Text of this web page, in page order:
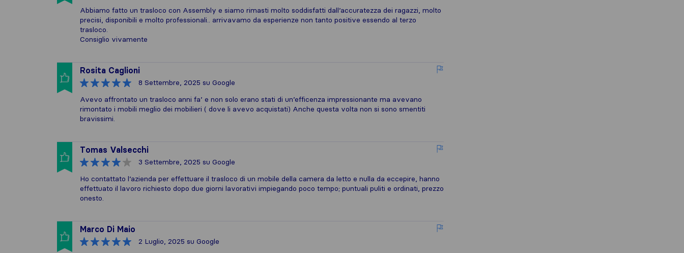
Abbiamo fatto un trasloco con Assembly e siamo rimasti molto soddisfatti dall’accuratezza dei ragazzi, molto
precisi, disponibili e molto professionali.. arrivavamo da esperienze non tanto positive essendo al terzo
trasloco.
Consiglio vivamente
Rosita Caglioni
8 Settembre, 2025 su Google
Avevo affrontato un trasloco anni fa’ e non solo erano stati di un’efficenza impressionante ma avevano
rimontato i mobili meglio dei mobilieri ( dove li avevo acquistati) Anche questa volta non si sono smentiti
bravissimi.
Tomas Valsecchi
3 Settembre, 2025 su Google
Ho contattato l’azienda per effettuare il trasloco di un mobile della camera da letto e nulla da eccepire, hanno
effettuato il lavoro richiesto dopo due giorni lavorativi impiegando poco tempo; puntuali puliti e ordinati, prezzo
onesto.
Marco Di Maio
2 Luglio, 2025 su Google